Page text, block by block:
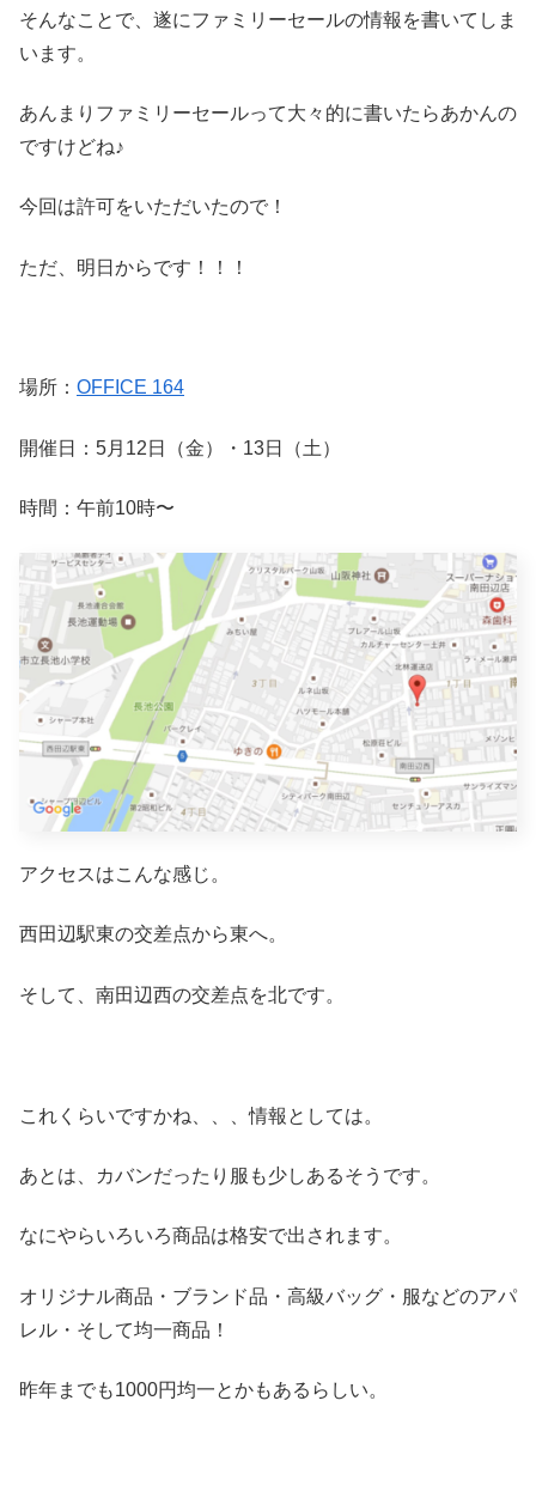
そんなことで、遂にファミリーセールの情報を書いてしま
います。
あんまりファミリーセールって大々的に書いたらあかんの
ですけどね♪
今回は許可をいただいたので！
ただ、明日からです！！！
場所： OFFICE 164
開催日：5月12日（金）・13日（土）
時間：午前10時〜
アクセスはこんな感じ。
西田辺駅東の交差点から東へ。
そして、南田辺西の交差点を北です。
これくらいですかね、、、情報としては。
あとは、カバンだったり服も少しあるそうです。
なにやらいろいろ商品は格安で出されます。
オリジナル商品・ブランド品・高級バッグ・服などのアパ
レル・そして均一商品！
昨年までも1000円均一とかもあるらしい。